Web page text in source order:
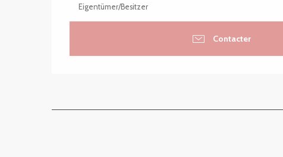
Eigentümer/Besitzer
Contacter